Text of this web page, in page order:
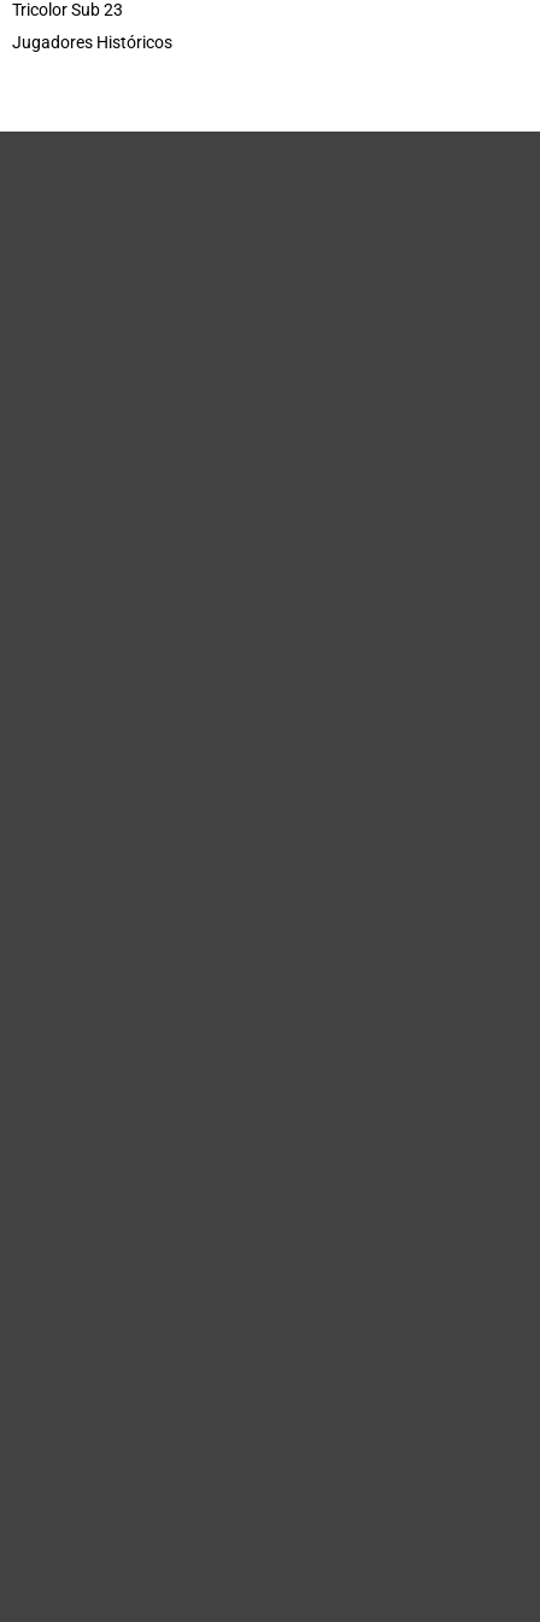
Tricolor Sub 23
Jugadores Históricos